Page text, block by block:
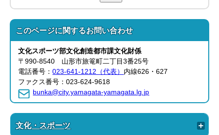
このページに関するお問い合わせ
文化スポーツ部文化創造都市課文化財係
〒990-8540 山形市旅篭町二丁目3番25号
電話番号：023-641-1212（代表） 内線626・627
ファクス番号：023-624-9618
bunka@city.yamagata-yamagata.lg.jp
文化・スポーツ